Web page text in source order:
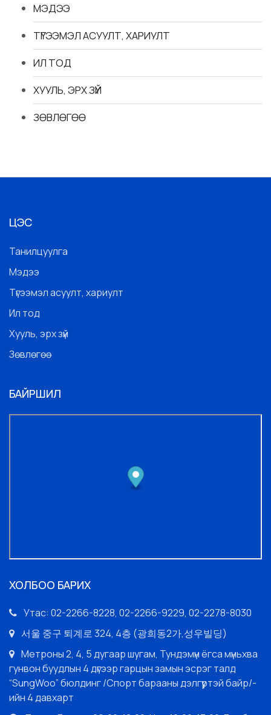
МЭДЭЭ
ТҮГЭЭМЭЛ АСУУЛТ, ХАРИУЛТ
ИЛ ТОД
ХУУЛЬ, ЭРХ ЗҮЙ
ЗӨВЛӨГӨӨ
ЦЭС
Танилцуулга
Мэдээ
Түгээмэл асуулт, хариулт
Ил тод
Хууль, эрх зүй
Зөвлөгөө
БАЙРШИЛ
ХОЛБОО БАРИХ
Утас: 02-2266-8228, 02-2266-9229, 02-2278-8030
서울 중구 퇴계로 324, 4층 (광희동2가,성우빌딩)
Метроны 2, 4, 5 дугаар шугам, Тундэмүн ёгса мүньхва
гунвон буудлын 4 дүгээр гарцын замын эсрэг талд
“SungWoo” бюлдинг /Спорт барааны дэлгүүртэй байр/-
ийн 4 давхарт